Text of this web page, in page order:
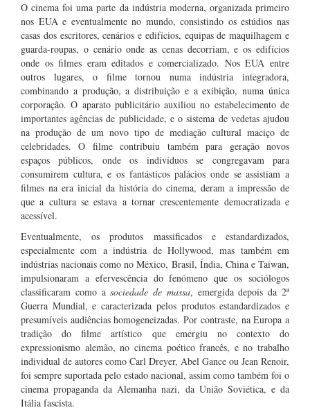
O cinema foi uma parte da indústria moderna, organizada primeiro
nos EUA e eventualmente no mundo, consistindo os estúdios nas
casas dos escritores, cenários e edifícios, equipas de maquilhagem e
guarda-roupas, o cenário onde as cenas decorriam, e os edifícios
onde os filmes eram editados e comercializado. Nos EUA entre
outros lugares, o filme tornou numa indústria integradora,
combinando a produção, a distribuição e a exibição, numa única
corporação. O aparato publicitário auxiliou no estabelecimento de
importantes agências de publicidade, e o sistema de vedetas ajudou
na produção de um novo tipo de mediação cultural maciço de
celebridades. O filme contribuiu também para geração novos
espaços públicos, onde os indivíduos se congregavam para
consumirem cultura, e os fantásticos palácios onde se assistiam a
filmes na era inicial da história do cinema, deram a impressão de
que a cultura se estava a tornar crescentemente democratizada e
acessível.
Eventualmente, os produtos massificados e estandardizados,
especialmente com a indústria de Hollywood, mas também em
indústrias nacionais como no México, Brasil, Índia, China e Taiwan,
impulsionaram a efervescência do fenómeno que os sociólogos
classificaram como asociedade de massa, emergida depois da 2ª
Guerra Mundial, e caracterizada pelos produtos estandardizados e
presumíveis audiências homogeneizadas. Por contraste, na Europa a
tradição do filme artístico que emergiu no contexto do
expressionismo alemão, no cinema poético francês, e no trabalho
individual de autores como Carl Dreyer, Abel Gance ou Jean Renoir,
foi sempre suportada pelo estado nacional, assim como também foi o
cinema propaganda da Alemanha nazi, da União Soviética, e da
Itália fascista.